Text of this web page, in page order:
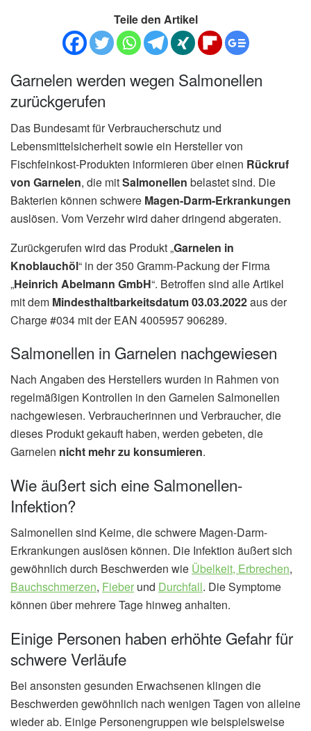
Teile den Artikel
Garnelen werden wegen Salmonellen
zurückgerufen
Das Bundesamt für Verbraucherschutz und
Lebensmittelsicherheit sowie ein Hersteller von
Fischfeinkost-Produkten informieren über einen Rückruf
von Garnelen, die mitSalmonellen belastet sind. Die
Bakterien können schwere Magen-Darm-Erkrankungen
auslösen. Vom Verzehr wird daher dringend abgeraten.
Zurückgerufen wird das Produkt „Garnelen in
Knoblauchöl“ in der 350 Gramm-Packung der Firma
„Heinrich Abelmann GmbH“. Betroffen sind alle Artikel
mit dem Mindesthaltbarkeitsdatum 03.03.2022aus der
Charge #034 mit der EAN 4005957 906289.
Salmonellen in Garnelen nachgewiesen
Nach Angaben des Herstellers wurden in Rahmen von
regelmäßigen Kontrollen in den Garnelen Salmonellen
nachgewiesen. Verbraucherinnen und Verbraucher, die
dieses Produkt gekauft haben, werden gebeten, die
Garnelen nicht mehr zu konsumieren.
Wie äußert sich eine Salmonellen-
Infektion?
Salmonellen sind Keime, die schwere Magen-Darm-
Erkrankungen auslösen können. Die Infektion äußert sich
gewöhnlich durch Beschwerden wie Übelkeit, Erbrechen,
Bauchschmerzen, Fieber und Durchfall. Die Symptome
können über mehrere Tage hinweg anhalten.
Einige Personen haben erhöhte Gefahr für
schwere Verläufe
Bei ansonsten gesunden Erwachsenen klingen die
Beschwerden gewöhnlich nach wenigen Tagen von alleine
wieder ab. Einige Personengruppen wie beispielsweise